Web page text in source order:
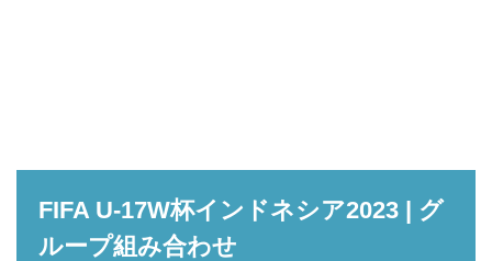
FIFA U-17W杯インドネシア2023 | グ
ループ組み合わせ